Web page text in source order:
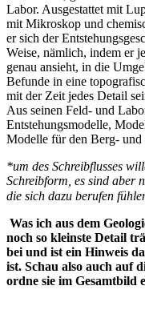
Labor. Ausgestattet mit
mit Mikroskop und
er sich der
Weise, nämlich, indem er
genau ansieht, in die
Befunde in eine
mit der Zeit jedes Detail
Aus seinen Feld- und
Entstehungsmodelle,
Modelle für den Berg- und
*um des Schreibflusses
Schreibform, es sind aber
die sich dazu berufen
Was ich aus dem
noch so kleinste Detail
bei und ist ein Hinweis
ist. Schau also auch auf
ordne sie im Gesamtbild